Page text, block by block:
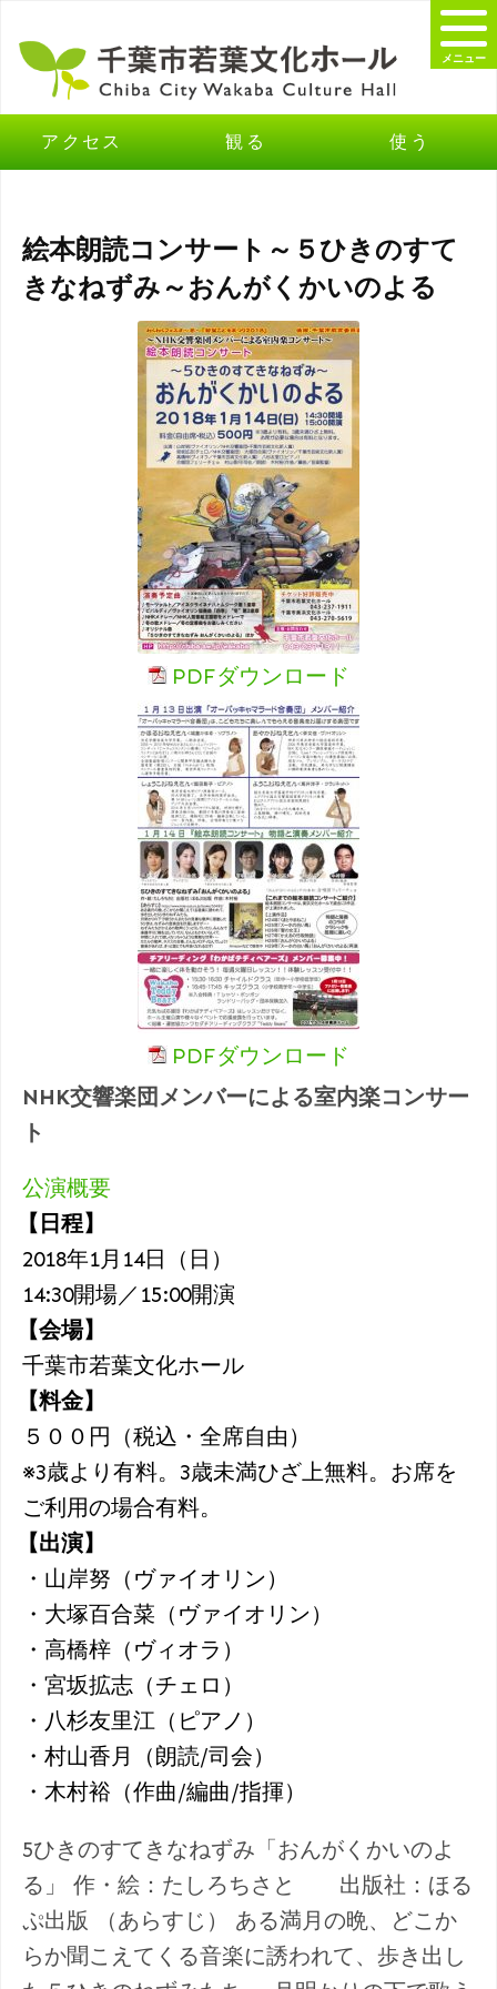
アクセス 観る 使う
メニュー
絵本朗読コンサート～５ひきのすて
きなねずみ～おんがくかいのよる
PDFダウンロード
PDFダウンロード
NHK交響楽団メンバーによる室内楽コンサー
ト
公演概要
【日程】
2018年1月14日（日）
14:30開場／15:00開演
【会場】
千葉市若葉文化ホール
【料金】
５００円（税込・全席自由）
※3歳より有料。3歳未満ひざ上無料。お席を
ご利用の場合有料。
【出演】
・山岸努（ヴァイオリン）
・大塚百合菜（ヴァイオリン）
・高橋梓（ヴィオラ）
・宮坂拡志（チェロ）
・八杉友里江（ピアノ）
・村山香月（朗読/司会）
・木村裕（作曲/編曲/指揮）
5ひきのすてきなねずみ「おんがくかいのよ
る」 作・絵：たしろちさと 出版社：ほる
ぷ出版 （あらすじ） ある満月の晩、どこか
らか聞こえてくる音楽に誘われて、歩き出し